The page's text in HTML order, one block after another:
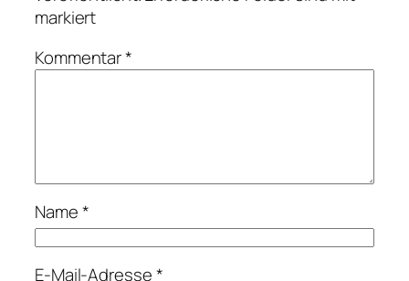
markiert
Kommentar*
Name*
E-Mail-Adresse*